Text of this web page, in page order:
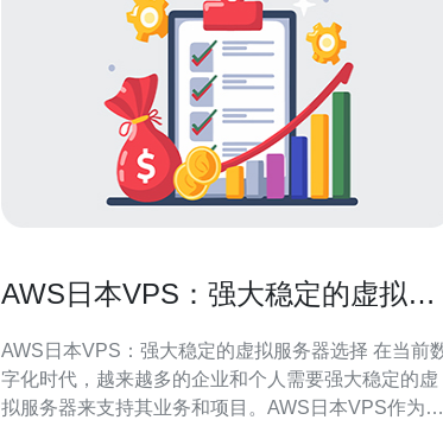
AWS日本VPS：强大稳定的虚拟服
AWS日本VPS：强大稳定的虚拟服务器选择 在当前数
字化时代，越来越多的企业和个人需要强大稳定的虚
拟服务器来支持其业务和项目。AWS日本VPS作为一